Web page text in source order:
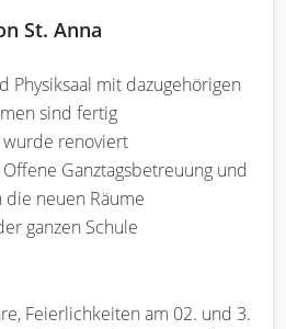
St. Anna
Physiksaal mit dazugehörigen
sind fertig
wurde renoviert
Ganztagsbetreuung und
neuen Räume
ganzen Schule
Feierlichkeiten am 02. und 3.